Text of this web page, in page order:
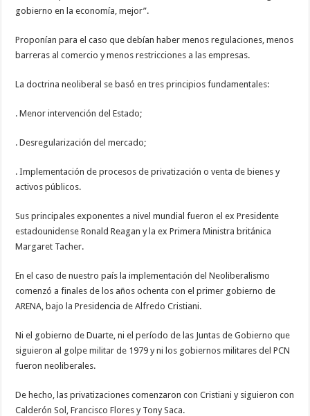
gobierno en la economía, mejor”.
Proponían para el caso que debían haber menos regulaciones, menos
barreras al comercio y menos restricciones a las empresas.
La doctrina neoliberal se basó en tres principios fundamentales:
. Menor intervención del Estado;
. Desregularización del mercado;
. Implementación de procesos de privatización o venta de bienes y
activos públicos.
Sus principales exponentes a nivel mundial fueron el ex Presidente
estadounidense Ronald Reagan y la ex Primera Ministra británica
Margaret Tacher.
En el caso de nuestro país la implementación del Neoliberalismo
comenzó a finales de los años ochenta con el primer gobierno de
ARENA, bajo la Presidencia de Alfredo Cristiani.
Ni el gobierno de Duarte, ni el período de las Juntas de Gobierno que
siguieron al golpe militar de 1979 y ni los gobiernos militares del PCN
fueron neoliberales.
De hecho, las privatizaciones comenzaron con Cristiani y siguieron con
Calderón Sol, Francisco Flores y Tony Saca.